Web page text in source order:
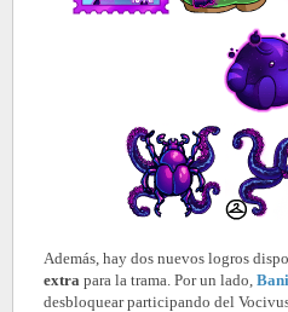
Además, hay dos nuevos logros
extra para la trama. Por un lado,
desbloquear participando del